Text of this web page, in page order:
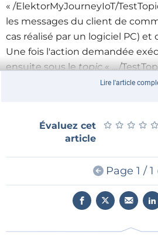
« /ElektorMyJourneyIoT/
les messages du client de
cas réalisé par un logiciel PC) et
Une fois l'action demandée
ensuite sous letopic« …/
en retour.
entre la carte de l'actionneur et
s'interrompt quelque part sur
PINGREQque nous envoyons
nous savons que c'est le cas.
nous nous sommes alors
rouge. En appuyant sur le
courtier pour se réabonner au
Lire l'article
Évaluez cet
article
★ ★ ★ ★ ★
★ ★ ★ ★ ★
Page 1 / 1